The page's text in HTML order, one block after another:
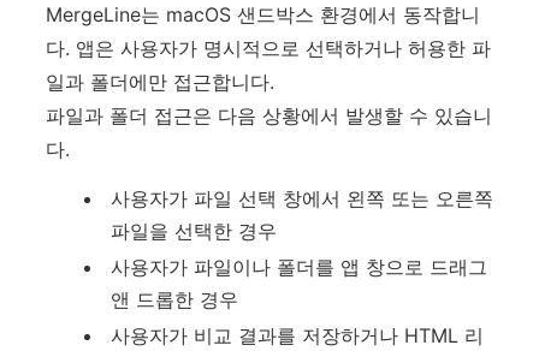
MergeLine는 macOS 샌드박스 환경에서 동작합니
다. 앱은 사용자가 명시적으로 선택하거나 허용한 파
일과 폴더에만 접근합니다.
파일과 폴더 접근은 다음 상황에서 발생할 수 있습니
다.
사용자가 파일 선택 창에서 왼쪽 또는 오른쪽
파일을 선택한 경우
사용자가 파일이나 폴더를 앱 창으로 드래그
앤 드롭한 경우
사용자가 비교 결과를 저장하거나 HTML 리